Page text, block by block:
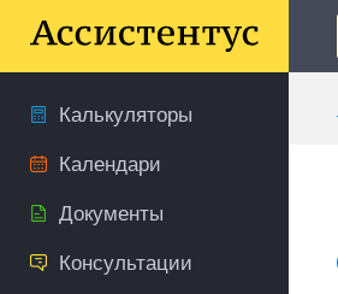
Калькуляторы
Календари
Документы
Консультации